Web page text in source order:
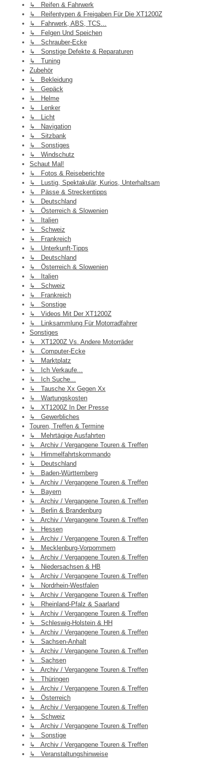
↳ Reifen & Fahrwerk
↳ Reifentypen & Freigaben Für Die XT1200Z
↳ Fahrwerk, ABS, TCS...
↳ Felgen Und Speichen
↳ Schrauber-Ecke
↳ Sonstige Defekte & Reparaturen
↳ Tuning
Zubehör
↳ Bekleidung
↳ Gepäck
↳ Helme
↳ Lenker
↳ Licht
↳ Navigation
↳ Sitzbank
↳ Sonstiges
↳ Windschutz
Schaut Mal!
↳ Fotos & Reiseberichte
↳ Lustig, Spektakulär, Kurios, Unterhaltsam
↳ Pässe & Streckentipps
↳ Deutschland
↳ Österreich & Slowenien
↳ Italien
↳ Schweiz
↳ Frankreich
↳ Unterkunft-Tipps
↳ Deutschland
↳ Österreich & Slowenien
↳ Italien
↳ Schweiz
↳ Frankreich
↳ Sonstige
↳ Videos Mit Der XT1200Z
↳ Linksammlung Für Motorradfahrer
Sonstiges
↳ XT1200Z Vs. Andere Motorräder
↳ Computer-Ecke
↳ Marktplatz
↳ Ich Verkaufe...
↳ Ich Suche...
↳ Tausche Xx Gegen Xx
↳ Wartungskosten
↳ XT1200Z In Der Presse
↳ Gewerbliches
Touren, Treffen & Termine
↳ Mehrtägige Ausfahrten
↳ Archiv / Vergangene Touren & Treffen
↳ Himmelfahrtskommando
↳ Deutschland
↳ Baden-Württemberg
↳ Archiv / Vergangene Touren & Treffen
↳ Bayern
↳ Archiv / Vergangene Touren & Treffen
↳ Berlin & Brandenburg
↳ Archiv / Vergangene Touren & Treffen
↳ Hessen
↳ Archiv / Vergangene Touren & Treffen
↳ Mecklenburg-Vorpommern
↳ Archiv / Vergangene Touren & Treffen
↳ Niedersachsen & HB
↳ Archiv / Vergangene Touren & Treffen
↳ Nordrhein-Westfalen
↳ Archiv / Vergangene Touren & Treffen
↳ Rheinland-Pfalz & Saarland
↳ Archiv / Vergangene Touren & Treffen
↳ Schleswig-Holstein & HH
↳ Archiv / Vergangene Touren & Treffen
↳ Sachsen-Anhalt
↳ Archiv / Vergangene Touren & Treffen
↳ Sachsen
↳ Archiv / Vergangene Touren & Treffen
↳ Thüringen
↳ Archiv / Vergangene Touren & Treffen
↳ Österreich
↳ Archiv / Vergangene Touren & Treffen
↳ Schweiz
↳ Archiv / Vergangene Touren & Treffen
↳ Sonstige
↳ Archiv / Vergangene Touren & Treffen
↳ Veranstaltungshinweise